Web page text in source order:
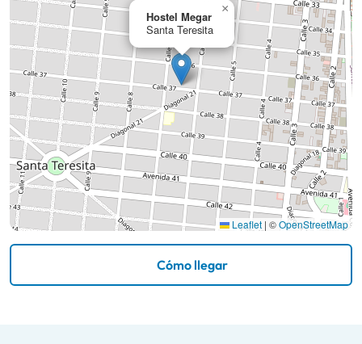
Hostel Megar
Santa Teresita
×
Leaflet | ©OpenStreetMap
Cómo llegar